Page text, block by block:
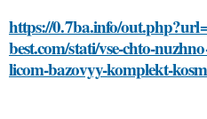
https://0.7ba.info/
best.com/stati/vse-chto-
licom-bazovyy-komplekt-